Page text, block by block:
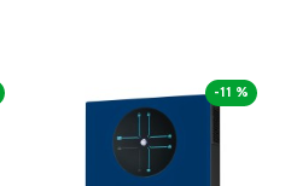
-11 %
Out Of Stock